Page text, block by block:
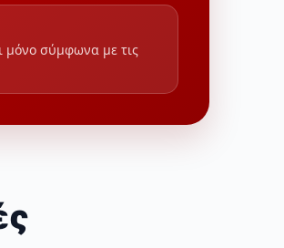
μόνο σύμφωνα με τις